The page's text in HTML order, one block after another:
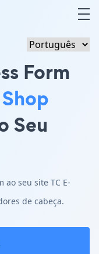
Form
Seu
ao seu site TC E-
de cabeça.